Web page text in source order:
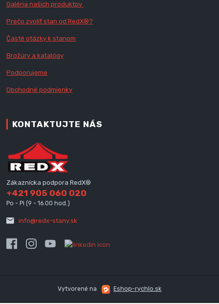
Galéria našich produktov
Prečo zvoliť stan od RedX®?
Časté otázky k stanom
Brožúry a katalógy
Podporujeme
Obchodné podmienky
KONTAKTUJTE NÁS
Zákaznícka podpora RedX®
+421 905 060 020
Po - Pi (9 - 16.00 hod.)
info@redx-stany.sk
Vytvorené na Eshop-rychlo.sk